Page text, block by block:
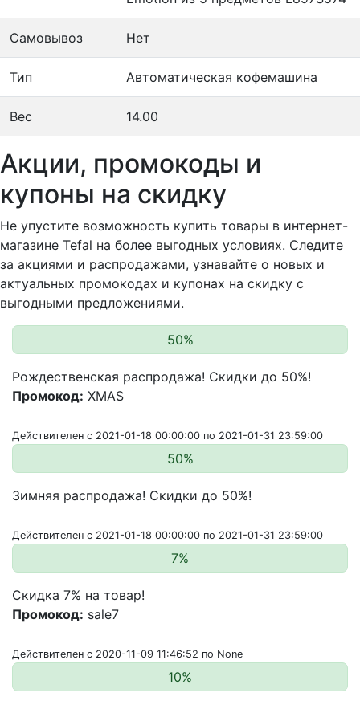
Самовывоз Нет
Тип Автоматическая кофемашина
Вес 14.00
Акции, промокоды и
купоны на скидку
Не упустите возможность купить товары в интернет-
магазине Tefal на более выгодных условиях. Следите
за акциями и распродажами, узнавайте о новых и
актуальных промокодах и купонах на скидку с
выгодными предложениями.
50%
Рождественская распродажа! Скидки до 50%!
Промокод: XMAS
Действителен с 2021-01-18 00:00:00 по 2021-01-31 23:59:00
50%
Зимняя распродажа! Скидки до 50%!
Действителен с 2021-01-18 00:00:00 по 2021-01-31 23:59:00
7%
Скидка 7% на товар!
Промокод: sale7
Действителен с 2020-11-09 11:46:52 по None
10%